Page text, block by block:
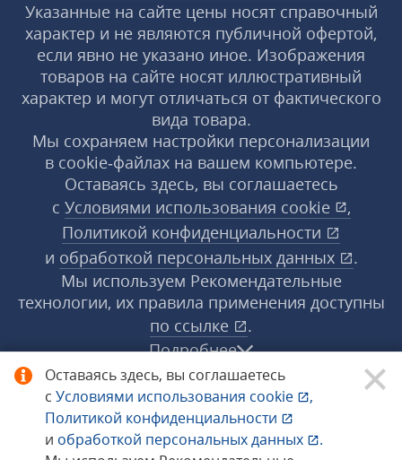
Оставаясь здесь, вы соглашаетесь
с Условиями использования cookie
,
Политикой конфиденциальности
и обработкой персональных данных
.
Указанные на сайте цены носят справочный
характер и не являются публичной офертой,
если явно не указано иное. Изображения
товаров на сайте носят иллюстративный
характер и могут отличаться от фактического
вида товара.
Мы сохраняем настройки персонализации
в cookie‑файлах на вашем компьютере.
Оставаясь здесь, вы соглашаетесь
с Условиями использования cookie
,
Политикой конфиденциальности
и обработкой персональных данных
.
Мы используем Рекомендательные
технологии, их правила применения доступны
по ссылке
.
Подробнее
© 1998−2026 «1С‑Рарус» ®. Все права
защищены.